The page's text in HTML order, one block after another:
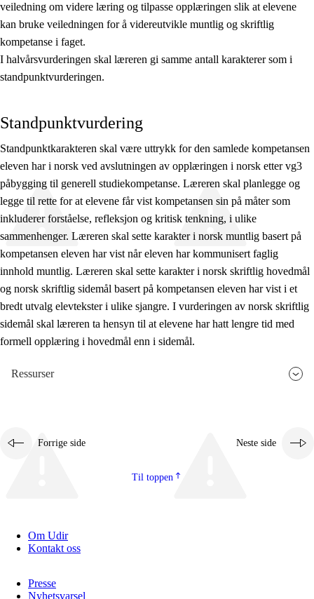
veiledning om videre læring og tilpasse opplæringen slik at elevene
kan bruke veiledningen for å videreutvikle muntlig og skriftlig
kompetanse i faget.
I halvårsvurderingen skal læreren gi samme antall karakterer som i
standpunktvurderingen.
Standpunktvurdering
Standpunktkarakteren skal være uttrykk for den samlede kompetansen
eleven har i norsk ved avslutningen av opplæringen i norsk etter vg3
påbygging til generell studiekompetanse. Læreren skal planlegge og
legge til rette for at elevene får vist kompetansen sin på måter som
inkluderer forståelse, refleksjon og kritisk tenkning, i ulike
sammenhenger. Læreren skal sette karakter i norsk muntlig basert på
kompetansen eleven har vist når eleven har kommunisert faglig
innhold muntlig. Læreren skal sette karakter i norsk skriftlig hovedmål
og norsk skriftlig sidemål basert på kompetansen eleven har vist i et
bredt utvalg elevtekster i ulike sjangre. I vurderingen av norsk skriftlig
sidemål skal læreren ta hensyn til at elevene har hatt lengre tid med
formell opplæring i hovedmål enn i sidemål.
Ressurser
Forrige side Neste side
Til toppen
Om Udir
Kontakt oss
Presse
Nyhetsvarsel